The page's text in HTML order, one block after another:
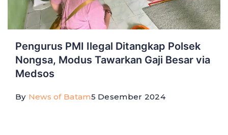
Pengurus PMI Ilegal Ditangkap Polsek
Nongsa, Modus Tawarkan Gaji Besar via
Medsos
By News of Batam5 Desember 2024